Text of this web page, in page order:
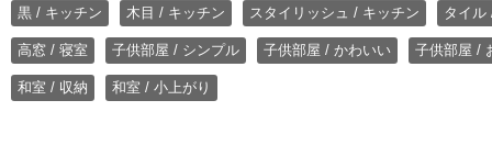
黒 / キッチン 木目 / キッチン スタイリッシュ / キッチン タイル
高窓 / 寝室 子供部屋 / シンプル 子供部屋 / かわいい 子供部屋 /
和室 / 収納 和室 / 小上がり